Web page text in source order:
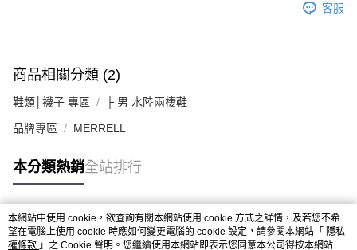
客服
商品相關分類 (2)
鞋類│襪子 專區 ├ 男 水陸兩棲鞋
品牌專區 MERRELL
本分類熱銷全站排行
熱門標籤
本網站中使用 cookie，欲查詢有關本網站使用 cookie 方式之詳情，及若您不希
望在電腦上使用 cookie 時應如何變更電腦的 cookie 設定，請參閱本網站「 隱私
權條款 」之 Cookie 聲明。您繼續使用本網站即表示您同意本公司得按本網站使